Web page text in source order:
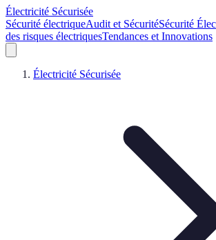
Électricité Sécurisée
Sécurité électriqueAudit et SécuritéSécurité
des risques électriquesTendances et Innovations
Électricité Sécurisée